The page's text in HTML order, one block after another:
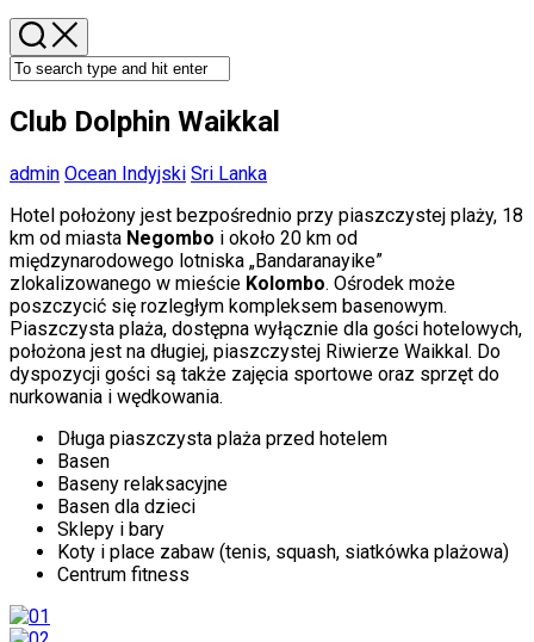
Club Dolphin Waikkal
admin Ocean Indyjski Sri Lanka
Hotel położony jest bezpośrednio przy piaszczystej plaży, 18
km od miasta Negombo i około 20 km od
międzynarodowego lotniska „Bandaranayike”
zlokalizowanego w mieście Kolombo. Ośrodek może
poszczycić się rozległym kompleksem basenowym.
Piaszczysta plaża, dostępna wyłącznie dla gości hotelowych,
położona jest na długiej, piaszczystej Riwierze Waikkal. Do
dyspozycji gości są także zajęcia sportowe oraz sprzęt do
nurkowania i wędkowania.
Długa piaszczysta plaża przed hotelem
Basen
Baseny relaksacyjne
Basen dla dzieci
Sklepy i bary
Koty i place zabaw (tenis, squash, siatkówka plażowa)
Centrum fitness